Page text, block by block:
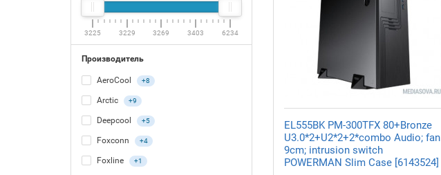
3225 3229 3269 3403 6234
Производитель
AeroCool +8
Arctic +9
Deepcool +5
Foxconn +4
Foxline +1
EL555BK PM-300TFX 80+Bronze
U3.0*2+U2*2+2*combo Audio; fan
9cm; intrusion switch
POWERMAN Slim Case [6143524]